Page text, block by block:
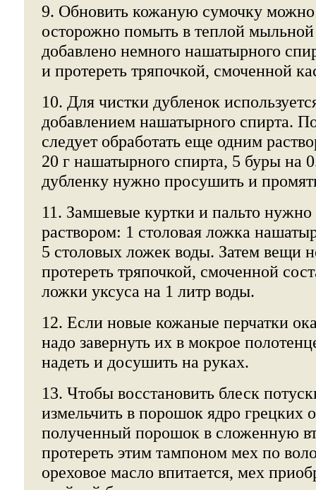
9. Обновить кожаную сумочку
осторожно помыть в теплой
добавлено немного нашатырного
и протереть тряпочкой, смоченной
10. Для чистки дубленок
добавлением нашатырного спирта.
следует обработать еще одним
20 г нашатырного спирта, 5 буры на
дубленку нужно просушить и
11. Замшевые куртки и пальто
раствором: 1 столовая ложка
5 столовых ложек воды. Затем вещи
протереть тряпочкой, смоченной
ложки уксуса на 1 литр воды.
12. Если новые кожаные перчатки
надо завернуть их в мокрое
надеть и досушить на руках.
13. Чтобы восстановить блеск
измельчить в порошок ядро грецких
полученный порошок в сложенную
протереть этим тампоном мех по
ореховое масло впитается, мех